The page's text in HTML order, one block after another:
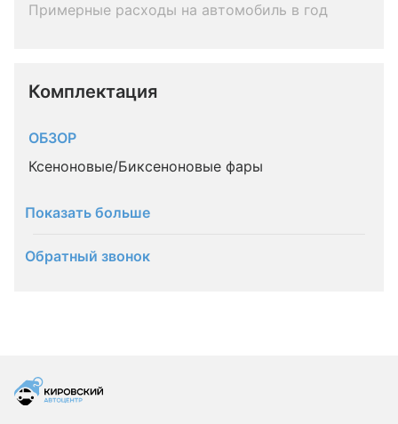
Примерные расходы на автомобиль в год
Комплектация
ОБЗОР
Ксеноновые/Биксеноновые фары
Показать больше
Обратный звонок